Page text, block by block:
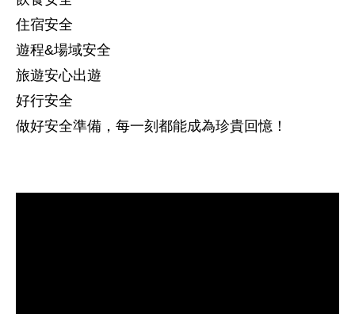
住宿安全
遊程&場域安全
旅遊安心出遊
好行安全
做好安全準備，每一刻都能成為珍貴回憶！